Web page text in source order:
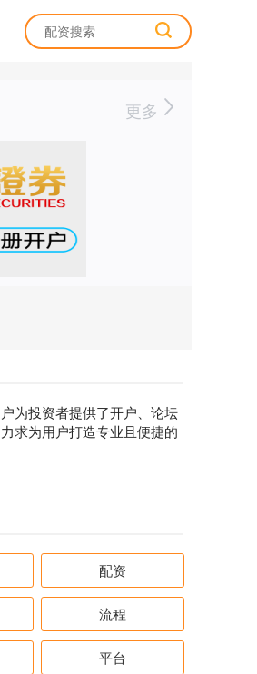
更多
为投资者提供了开户、论坛
求为用户打造专业且便捷的
配资
流程
平台